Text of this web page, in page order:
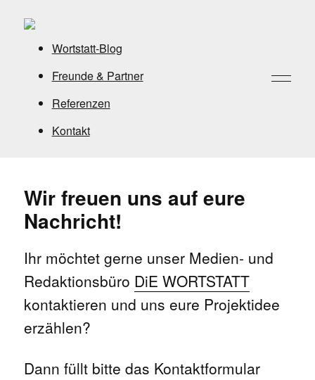
Wortstatt-Blog
Freunde & Partner
Referenzen
Kontakt
Wir freuen uns auf eure
Nachricht!
Ihr möchtet gerne unser Medien- und
Redaktionsbüro DiE WORTSTATT
kontaktieren und uns eure Projektidee
erzählen?
Dann füllt bitte das Kontaktformular